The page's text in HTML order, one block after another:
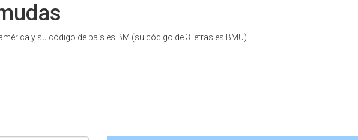
y su código de país es BM (su código de 3 letras es BMU).